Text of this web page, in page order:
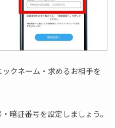
クネーム・求めるお相手を
暗証番号を設定しましょう。